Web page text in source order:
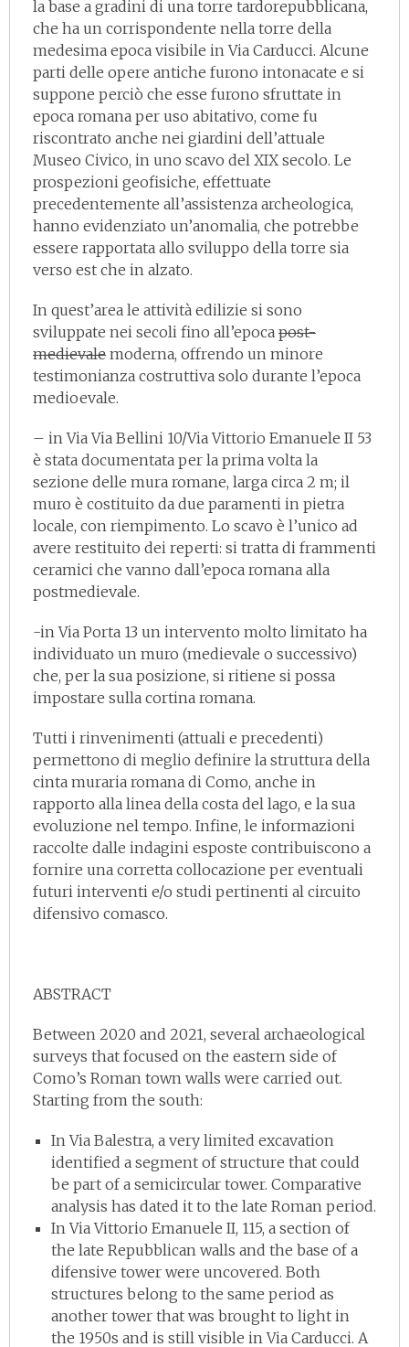
la base a gradini di una torre tardorepubblicana,
che ha un corrispondente nella torre della
medesima epoca visibile in Via Carducci. Alcune
parti delle opere antiche furono intonacate e si
suppone perciò che esse furono sfruttate in
epoca romana per uso abitativo, come fu
riscontrato anche nei giardini dell’attuale
Museo Civico, in uno scavo del XIX secolo. Le
prospezioni geofisiche, effettuate
precedentemente all’assistenza archeologica,
hanno evidenziato un’anomalia, che potrebbe
essere rapportata allo sviluppo della torre sia
verso est che in alzato.
In quest’area le attività edilizie si sono
sviluppate nei secoli fino all’epoca post-
medievale moderna, offrendo un minore
testimonianza costruttiva solo durante l’epoca
medioevale.
– in Via Via Bellini 10/Via Vittorio Emanuele II 53
è stata documentata per la prima volta la
sezione delle mura romane, larga circa 2 m; il
muro è costituito da due paramenti in pietra
locale, con riempimento. Lo scavo è l’unico ad
avere restituito dei reperti: si tratta di frammenti
ceramici che vanno dall’epoca romana alla
postmedievale.
-in Via Porta 13 un intervento molto limitato ha
individuato un muro (medievale o successivo)
che, per la sua posizione, si ritiene si possa
impostare sulla cortina romana.
Tutti i rinvenimenti (attuali e precedenti)
permettono di meglio definire la struttura della
cinta muraria romana di Como, anche in
rapporto alla linea della costa del lago, e la sua
evoluzione nel tempo. Infine, le informazioni
raccolte dalle indagini esposte contribuiscono a
fornire una corretta collocazione per eventuali
futuri interventi e/o studi pertinenti al circuito
difensivo comasco.
ABSTRACT
Between 2020 and 2021, several archaeological
surveys that focused on the eastern side of
Como’s Roman town walls were carried out.
Starting from the south:
In Via Balestra, a very limited excavation
identified a segment of structure that could
be part of a semicircular tower. Comparative
analysis has dated it to the late Roman period.
In Via Vittorio Emanuele II, 115, a section of
the late Repubblican walls and the base of a
difensive tower were uncovered. Both
structures belong to the same period as
another tower that was brought to light in
the 1950s and is still visible in Via Carducci. A